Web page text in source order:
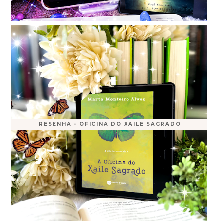
RESENHA - OFICINA DO XAILE SAGRADO